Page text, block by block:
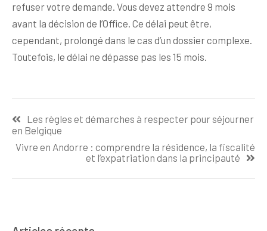
refuser votre demande. Vous devez attendre 9 mois
avant la décision de l’Office. Ce délai peut être,
cependant, prolongé dans le cas d’un dossier complexe.
Toutefois, le délai ne dépasse pas les 15 mois.
de
l’article
Les règles et démarches à respecter pour séjourner
en Belgique
Vivre en Andorre : comprendre la résidence, la fiscalité
et l’expatriation dans la principauté